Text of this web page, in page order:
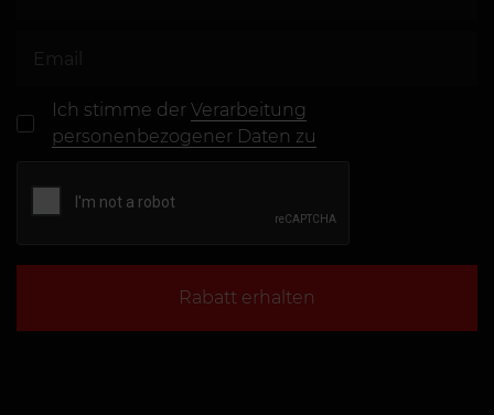
Ich stimme derVerarbeitung
personenbezogener Daten zu
Rabatt erhalten